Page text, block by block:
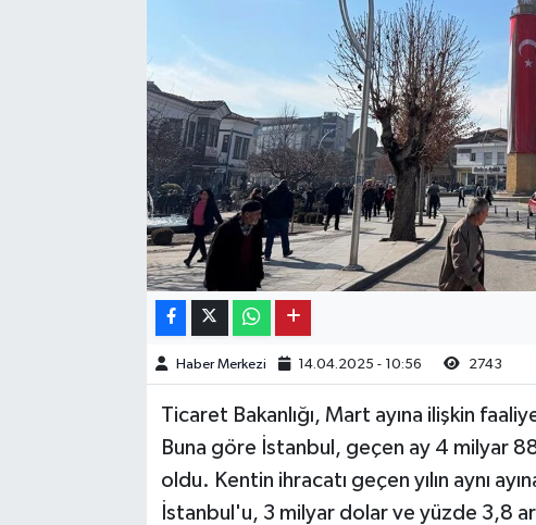
Haber Merkezi 14.04.2025 - 10:56 2743
Ticaret Bakanlığı, Mart ayına ilişkin
Buna göre İstanbul, geçen ay 4 milyar
oldu. Kentin ihracatı geçen yılın aynı
İstanbul'u, 3 milyar dolar ve yüzde 3,8